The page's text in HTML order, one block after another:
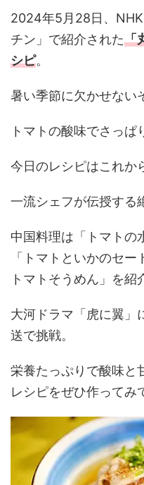
2024年5月28日、
チン」で紹介された「
シピ。
暑い季節に欠かせない
トマトの酸味でさっぱ
今日のレシピはこれか
一流シェフが伝授する
中国料理は「トマトの
「トマトといかのセ
トマトそうめん」を紹
大河ドラマ「虎に翼」
送で挑戦。
栄養たっぷりで酸味と
レシピをぜひ作ってみ